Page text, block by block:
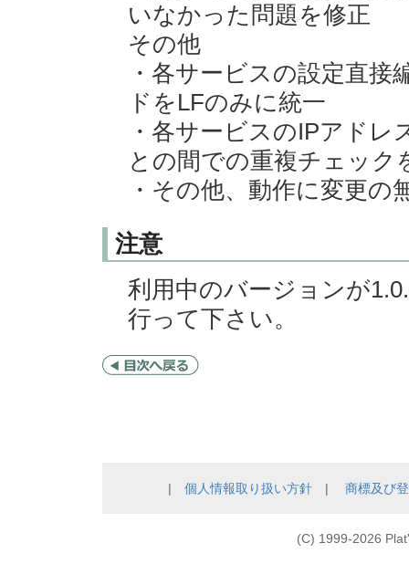
いなかった問題を修正
その他
・各サービスの設定直
ドをLFのみに統一
・各サービスのIPアド
との間での重複チェック
・その他、動作に変更の
注意
利用中のバージョンが
行って下さい。
| 個人情報取り扱い方針 | 商標及び
(C) 1999-2026